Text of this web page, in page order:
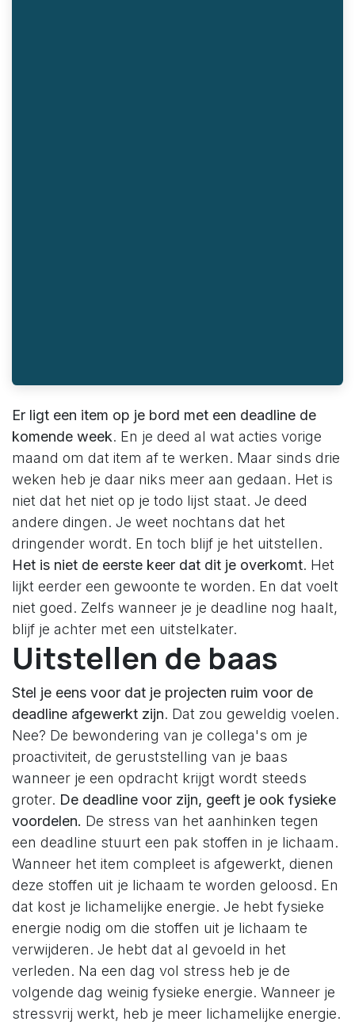
Er ligt een item op je bord met een deadline de
komende week. En je deed al wat acties vorige
maand om dat item af te werken. Maar sinds drie
weken heb je daar niks meer aan gedaan. Het is
niet dat het niet op je todo lijst staat. Je deed
andere dingen. Je weet nochtans dat het
dringender wordt. En toch blijf je het uitstellen.
Het is niet de eerste keer dat dit je overkomt. Het
lijkt eerder een gewoonte te worden. En dat voelt
niet goed. Zelfs wanneer je je deadline nog haalt,
blijf je achter met een uitstelkater.
Uitstellen de baas
Stel je eens voor dat je projecten ruim voor de
deadline afgewerkt zijn. Dat zou geweldig voelen.
Nee? De bewondering van je collega's om je
proactiviteit, de geruststelling van je baas
wanneer je een opdracht krijgt wordt steeds
groter. De deadline voor zijn, geeft je ook fysieke
voordelen. De stress van het aanhinken tegen
een deadline stuurt een pak stoffen in je lichaam.
Wanneer het item compleet is afgewerkt, dienen
deze stoffen uit je lichaam te worden geloosd. En
dat kost je lichamelijke energie. Je hebt fysieke
energie nodig om die stoffen uit je lichaam te
verwijderen. Je hebt dat al gevoeld in het
verleden. Na een dag vol stress heb je de
volgende dag weinig fysieke energie. Wanneer je
stressvrij werkt, heb je meer lichamelijke energie.